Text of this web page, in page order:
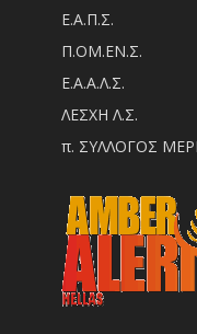
Ε.Α.Π.Σ.
Π.ΟM.EN.Σ.
Ε.Α.Α.Λ.Σ.
ΛΕΣΧΗ Λ.Σ.
π. ΣΥΛΛΟΓΟΣ